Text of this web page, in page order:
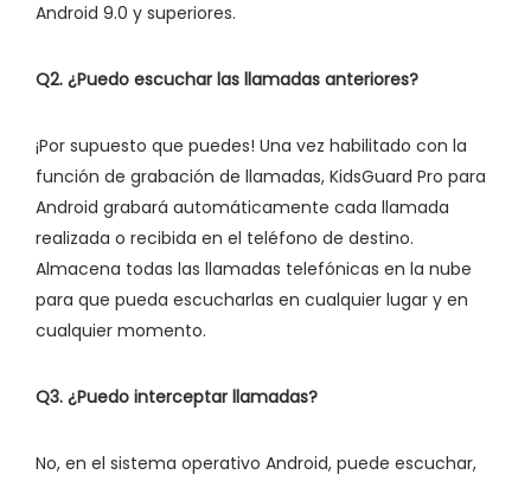
Android 9.0 y superiores.
Q2. ¿Puedo escuchar las llamadas anteriores?
¡Por supuesto que puedes! Una vez habilitado con la
función de grabación de llamadas, KidsGuard Pro para
Android grabará automáticamente cada llamada
realizada o recibida en el teléfono de destino.
Almacena todas las llamadas telefónicas en la nube
para que pueda escucharlas en cualquier lugar y en
cualquier momento.
Q3. ¿Puedo interceptar llamadas?
No, en el sistema operativo Android, puede escuchar,